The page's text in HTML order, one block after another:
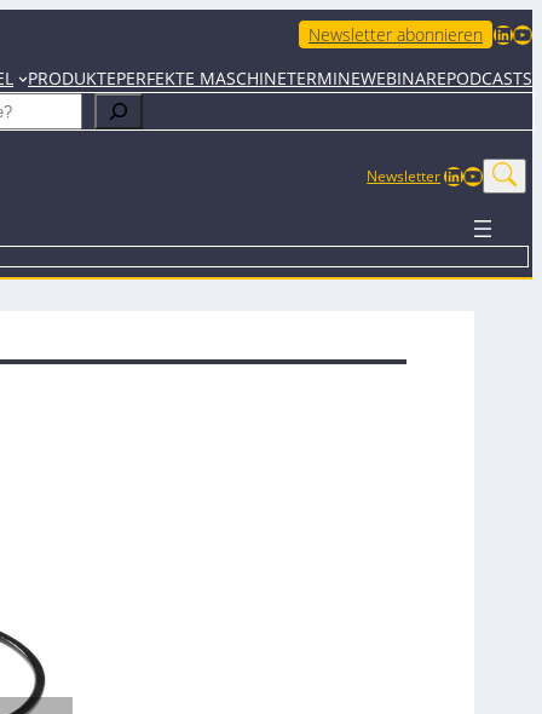
Newsletter abonnieren LinkedIn YouTube
PRODUKTEPERFEKTE MASCHINETERMINEWEBINAREPODCASTS
NewsletterLinkedIn